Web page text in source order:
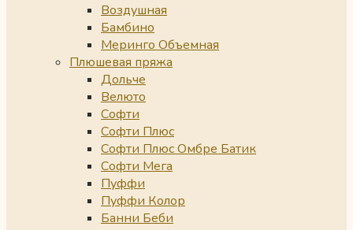
Воздушная
Бамбино
Меринго Объемная
Плюшевая пряжа
Дольче
Велюто
Софти
Софти Плюс
Софти Плюс Омбре Батик
Софти Мега
Пуффи
Пуффи Колор
Банни Беби